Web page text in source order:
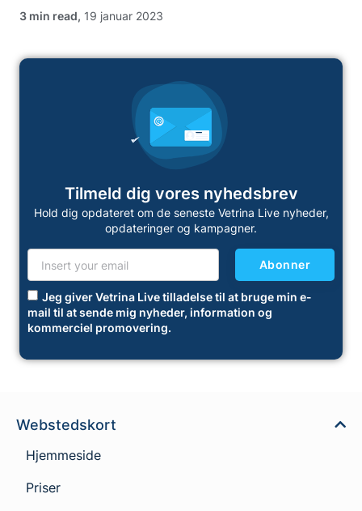
, 19 januar 2023
Tilmeld dig vores nyhedsbrev
Hold dig opdateret om de seneste Vetrina Live nyheder,
opdateringer og kampagner.
Jeg giver Vetrina Live tilladelse til at bruge min e-
mail til at sende mig nyheder, information og
kommerciel promovering.
Abonner
Webstedskort
Hjemmeside
Priser